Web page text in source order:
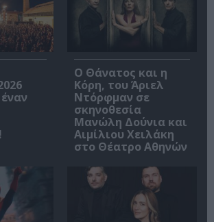
Ο Θάνατος και η
Κόρη, του Άριελ
Ντόρφμαν σε
σκηνοθεσία
Μανώλη Δούνια και
Αιμίλιου Χειλάκη
στο Θέατρο Αθηνών